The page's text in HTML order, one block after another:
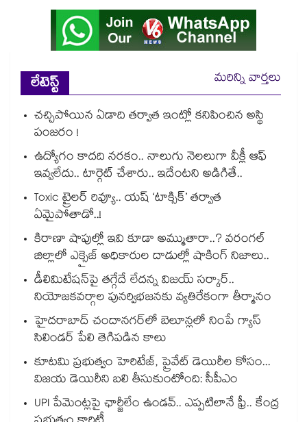
లేటెస్ట్
మరిన్ని వార్తలు
చచ్చిపోయిన ఏడాది తర్వాత ఇంట్లో కనిపించిన అస్థి
పంజరం !
ఉద్యోగం కాదది నరకం.. నాలుగు నెలలుగా వీక్లీ ఆఫ్
ఇవ్వలేదు.. టార్గెట్ చేశారు.. ఇదేంటని అడిగితే..
Toxic ట్రైలర్ రివ్యూ.. యష్ ‘టాక్సిక్’ తర్వాత
ఏమైపోతాడో..!
కిరాణా షాపుల్లో ఇవి కూడా అమ్ముతారా..? వరంగల్
జిల్లాలో ఎక్సైజ్ అధికారుల దాడుల్లో షాకింగ్ నిజాలు..
డీలిమిటేషన్‎పై తగ్గేదే లేదన్న విజయ్ సర్కార్..
నియోజకవర్గాల పునర్విభజనకు వ్యతిరేకంగా తీర్మానం
హైదరాబాద్⁪ చందానగర్⁫లో బెలూన్లలో నింపే గ్యాస్
సిలిండర్ పేలి తెగిపడిన కాలు
కూటమి ప్రభుత్వం హెరిటేజ్, ప్రైవేట్ డెయిరీల కోసం...
విజయ డెయిరీని బలి తీసుకుంటోంది: సీపీఎం
UPI పేమెంట్లపై ఛార్జీలేం ఉండవ్.. ఎప్పటిలానే ఫ్రీ.. కేంద్ర